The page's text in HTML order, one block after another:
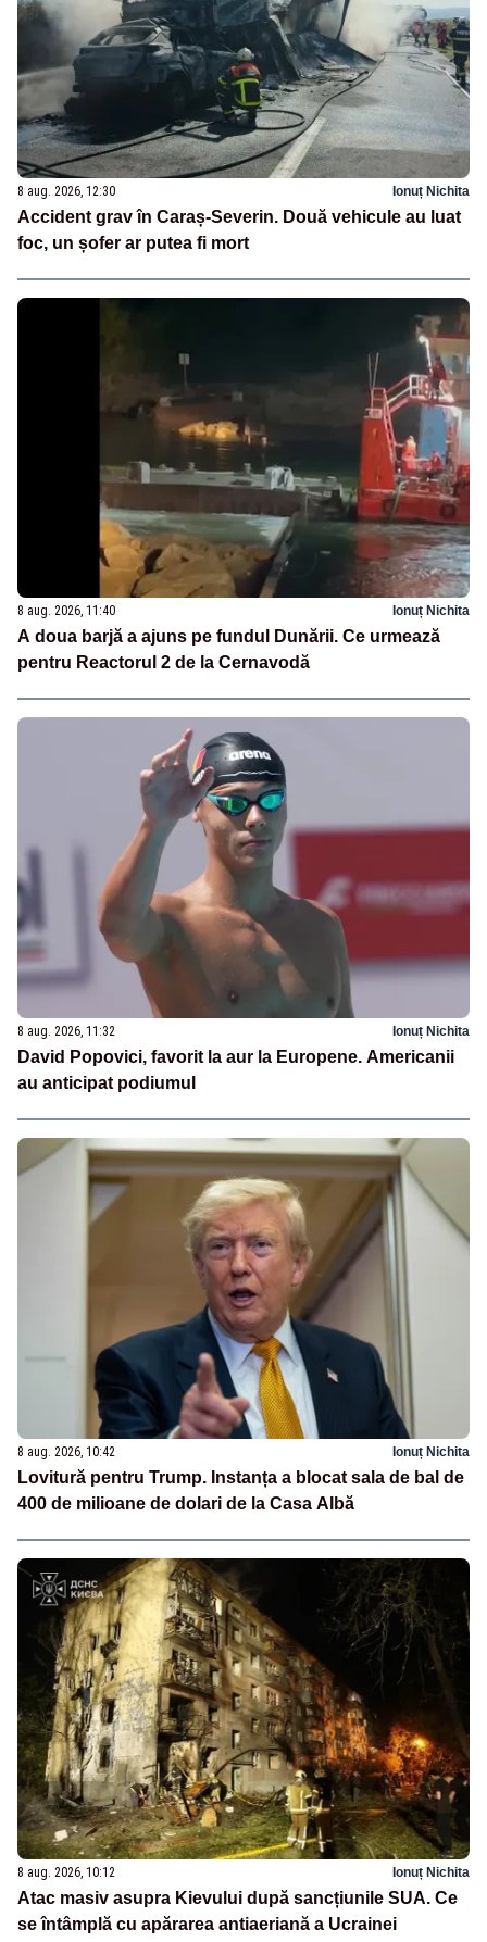
8 aug. 2026, 12:30 Ionuț Nichita
Accident grav în Caraș-Severin. Două vehicule au luat
foc, un șofer ar putea fi mort
8 aug. 2026, 11:40 Ionuț Nichita
A doua barjă a ajuns pe fundul Dunării. Ce urmează
pentru Reactorul 2 de la Cernavodă
8 aug. 2026, 11:32 Ionuț Nichita
David Popovici, favorit la aur la Europene. Americanii
au anticipat podiumul
8 aug. 2026, 10:42 Ionuț Nichita
Lovitură pentru Trump. Instanța a blocat sala de bal de
400 de milioane de dolari de la Casa Albă
8 aug. 2026, 10:12 Ionuț Nichita
Atac masiv asupra Kievului după sancțiunile SUA. Ce
se întâmplă cu apărarea antiaeriană a Ucrainei